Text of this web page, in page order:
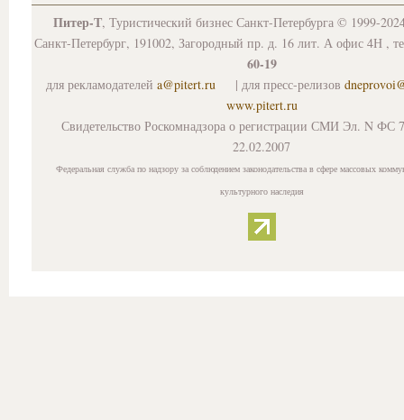
Питер-Т, Туристический бизнес Санкт-Петербурга © 1999-
Санкт-Петербург, 191002, Загородный пр. д. 16 лит. А офис 4Н ,
60-19
для рекламодателей a@pitert.ru | для пресс-релизов
www.pitert.ru
Свидетельство Роскомнадзора о регистрации СМИ Эл. N ФС
22.02.2007
Федеральная служба по надзору за соблюдением законодательства в сфере массовых
культурного наследия